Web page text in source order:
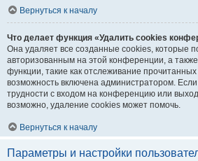
Вернуться к началу
Что делает функция «Удалить cookies
Она удаляет все созданные cookies, которые
авторизованным на этой конференции, а
функции, такие как отслеживание
возможность включена администратором.
трудности с входом на конференцию или
возможно, удаление cookies может помочь.
Вернуться к началу
Параметры и настройки